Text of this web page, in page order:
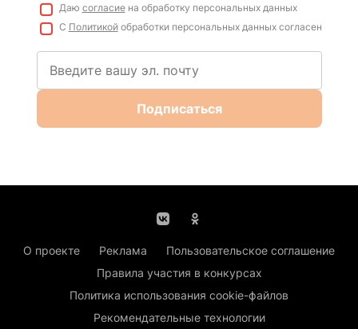
Даю согласиена обработку персональных данных
С Политикойобработки персональных данных согласен
Подписаться
О проекте Реклама
Пользовательское соглашение
Правила участия в конкурсах
Политика использования cookie-файлов
Рекомендательные технологии